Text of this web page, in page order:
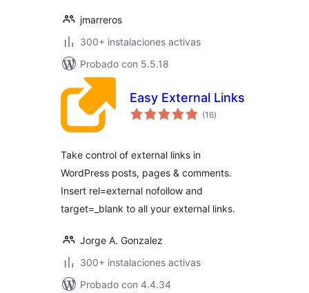
jmarreros
300+ instalaciones activas
Probado con 5.5.18
Easy External Links
(16valoraciones
en
)
Take control of external links in
WordPress posts, pages & comments.
Insert rel=external nofollow and
target=_blank to all your external links.
Jorge A. Gonzalez
300+ instalaciones activas
Probado con 4.4.34